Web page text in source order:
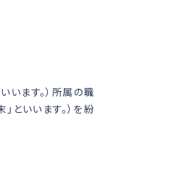
います。）所属の職
といいます。）を紛